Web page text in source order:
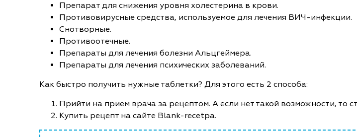
Препарат для снижения уровня холестерина в крови.
Противовирусные средства, используемое для лечения ВИЧ-инфекции.
Снотворные.
Противоотечные.
Препараты для лечения болезни Альцгеймера.
Препараты для лечения психических заболеваний.
Как быстро получить нужные таблетки? Для этого есть 2 способа:
Прийти на прием врача за рецептом. А если нет такой возможности, то
Купить рецепт на сайте Blank-recetpa.